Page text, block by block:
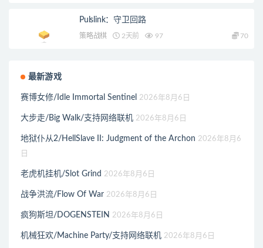
Pulslink：守卫回路
策略战棋 2天前 97 70
最新游戏
赛博女修/Idle Immortal Sentinel 2026年8月6日
大步走/Big Walk/支持网络联机 2026年8月6日
地狱仆从2/HellSlave II: Judgment of the Archon 2026年8月6
日
老虎机挂机/Slot Grind 2026年8月6日
战争洪流/Flow Of War 2026年8月6日
疯狗斯坦/DOGENSTEIN 2026年8月6日
机械狂欢/Machine Party/支持网络联机 2026年8月6日